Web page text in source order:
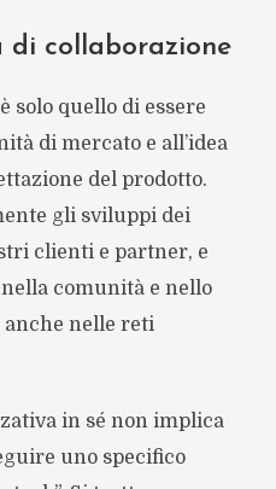
di collaborazione
solo quello di essere
di mercato e all’idea
del prodotto.
gli sviluppi dei
clienti e partner, e
comunità e nello
anche nelle reti
in sé non implica
uno specifico